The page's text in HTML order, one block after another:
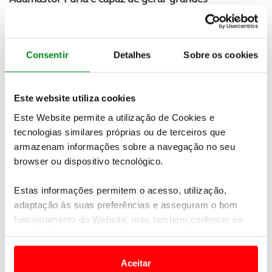
Consentir Detalhes Sobre os cookies
Este website utiliza cookies
Este Website permite a utilização de Cookies e
tecnologias similares próprias ou de terceiros que
armazenam informações sobre a navegação no seu
browser ou dispositivo tecnológico.
Estas informações permitem o acesso, utilização,
adaptação às suas preferências e asseguram o bom
funcionamento do Website, mas também conhecer os
e anúncios de modo a promover produtos e/ou serviços.
Aceitar
: 1000 kg a 250 km/h na
versão Road e 1800 kg à mesma velocidade na
versão Race. Como termo de comparação, a
Adamastor afirma que estes valores são próximos
aos conseguidos pelos protótipos da categoria